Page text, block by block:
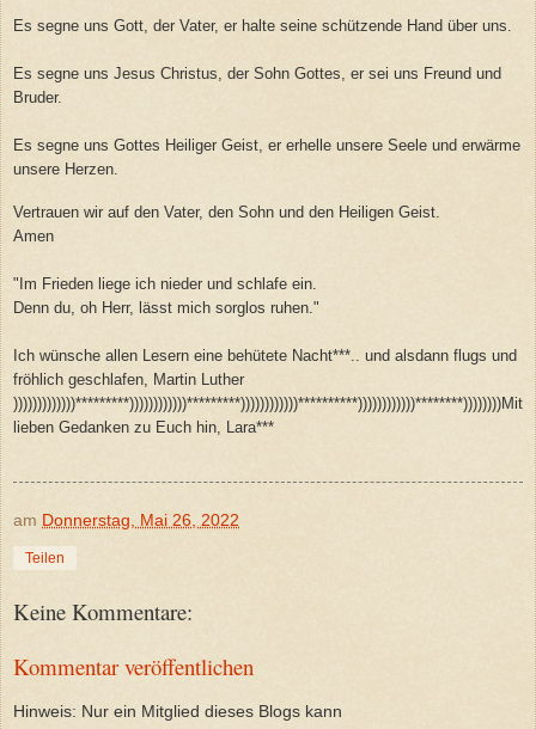
Es segne uns Gott, der Vater, er halte seine schützende Hand über uns.
Es segne uns Jesus Christus, der Sohn Gottes, er sei uns Freund und
Bruder.
Es segne uns Gottes Heiliger Geist, er erhelle unsere Seele und erwärme
unsere Herzen.
Vertrauen wir auf den Vater, den Sohn und den Heiligen Geist.
Amen
"Im Frieden liege ich nieder und schlafe ein.
Denn du, oh Herr, lässt mich sorglos ruhen."
Ich wünsche allen Lesern eine behütete Nacht***.. und alsdann flugs und
fröhlich geschlafen, Martin Luther
)))))))))))))*********))))))))))))*********))))))))))))**********))))))))))))********))))))))Mit
lieben Gedanken zu Euch hin, Lara***
am Donnerstag, Mai 26, 2022
Teilen
Keine Kommentare:
Kommentar veröffentlichen
Hinweis: Nur ein Mitglied dieses Blogs kann